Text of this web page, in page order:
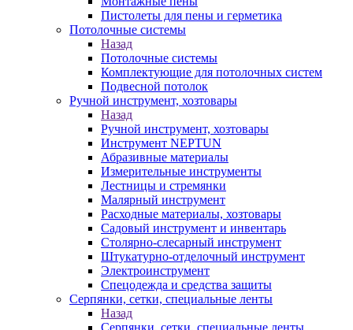
Пистолеты для пены и герметика
Потолочные системы
Назад
Потолочные системы
Комплектующие для потолочных систем
Подвесной потолок
Ручной инструмент, хозтовары
Назад
Ручной инструмент, хозтовары
Инструмент NEPTUN
Абразивные материалы
Измерительные инструменты
Лестницы и стремянки
Малярный инструмент
Расходные материалы, хозтовары
Садовый инструмент и инвентарь
Столярно-слесарный инструмент
Штукатурно-отделочный инструмент
Электроинструмент
Спецодежда и средства защиты
Серпянки, сетки, специальные ленты
Назад
Серпянки, сетки, специальные ленты